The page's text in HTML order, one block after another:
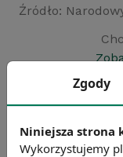
Źródło:
Zgody
Niniejsza strona
Wykorzystujemy